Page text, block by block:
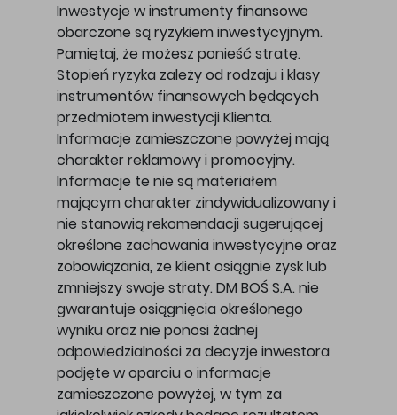
Inwestycje w instrumenty finansowe
obarczone są ryzykiem inwestycyjnym.
Pamiętaj, że możesz ponieść stratę.
Stopień ryzyka zależy od rodzaju i klasy
instrumentów finansowych będących
przedmiotem inwestycji Klienta.
Informacje zamieszczone powyżej mają
charakter reklamowy i promocyjny.
Informacje te nie są materiałem
mającym charakter zindywidualizowany i
nie stanowią rekomendacji sugerującej
określone zachowania inwestycyjne oraz
zobowiązania, że klient osiągnie zysk lub
zmniejszy swoje straty. DM BOŚ S.A. nie
gwarantuje osiągnięcia określonego
wyniku oraz nie ponosi żadnej
odpowiedzialności za decyzje inwestora
podjęte w oparciu o informacje
zamieszczone powyżej, w tym za